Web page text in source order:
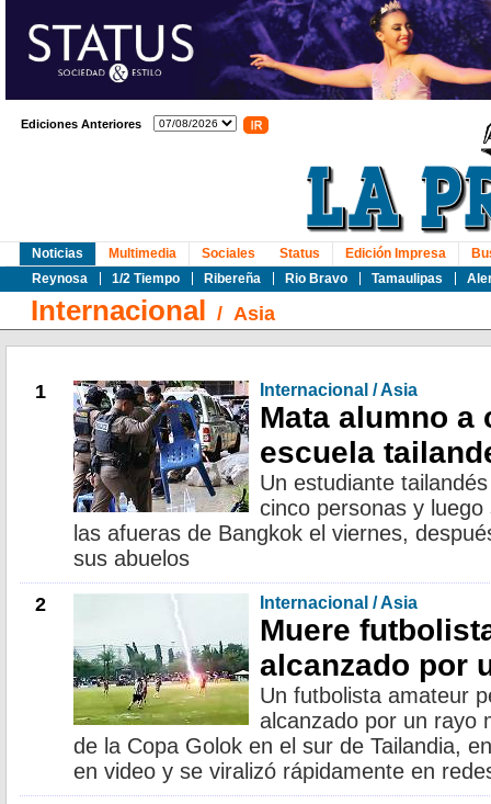
Ediciones Anteriores
Noticias
Reynosa
1/2 Tiempo Ribereña Rio Bravo Tamaulipas
Multimedia Sociales Status Edición Impresa
Internacional / Asia
1 Internacional / Asia
Mata alumno a
escuela
Un estudiante
cinco personas y
las afueras de Bangkok el viernes,
sus abuelos
2 Internacional / Asia
Muere
alcanzado por
Un futbolista amateur
alcanzado por un rayo
de la Copa Golok en el sur de Tailandia,
en video y se viralizó rápidamente en